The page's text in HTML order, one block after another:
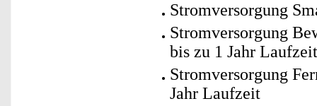
Stromversorgung
Stromversorgung
bis zu 1 Jahr
Stromversorgung
Jahr Laufzeit